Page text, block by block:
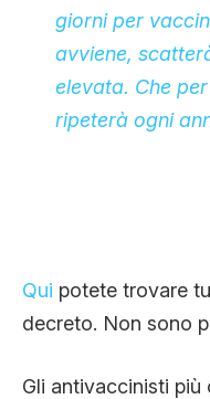
giorni per
avviene,
elevata. Che
ripeterà ogni
Qui potete trovare
decreto. Non sono
Gli antivaccinisti